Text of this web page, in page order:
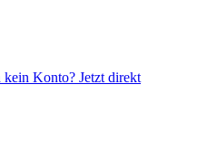
kein Konto? Jetzt direkt